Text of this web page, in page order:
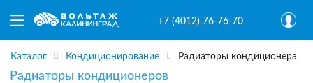
+7 (4012) 76-76-70
Каталог Кондиционирование Радиаторы кондиционера
Радиаторы кондиционеров